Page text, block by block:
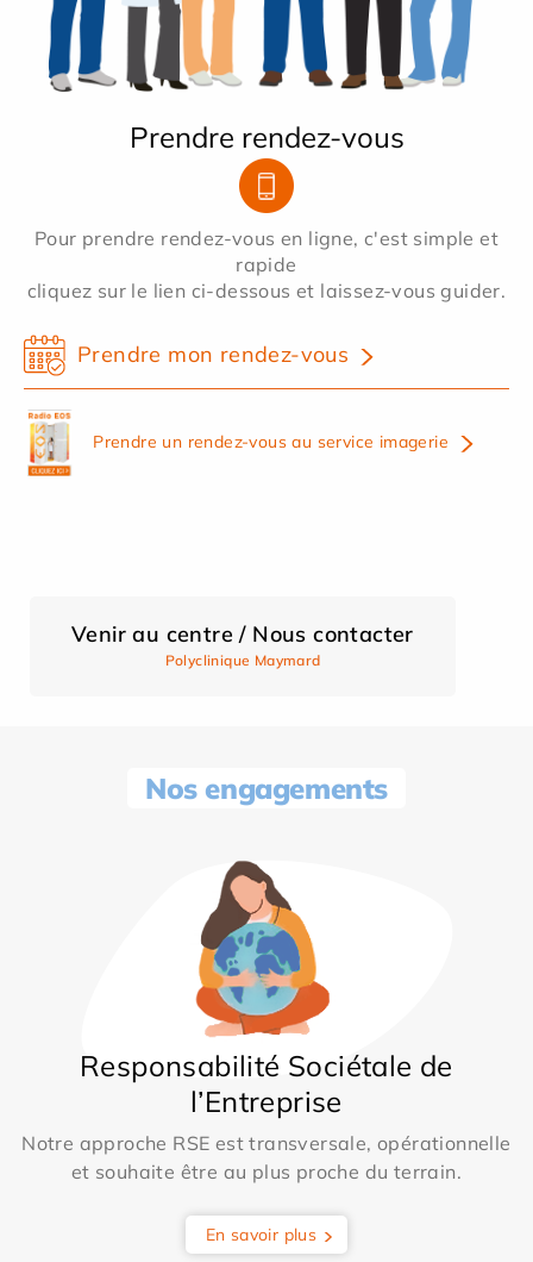
Prendre rendez-vous
Pour prendre rendez-vous en ligne, c'est simple et
rapide
cliquez sur le lien ci-dessous et laissez-vous guider.
Prendre mon rendez-vous
Prendre un rendez-vous au service imagerie
Venir au centre / Nous contacter
Polyclinique Maymard
Nos engagements
Responsabilité Sociétale de
l’Entreprise
Notre approche RSE est transversale, opérationnelle
et souhaite être au plus proche du terrain.
En savoir plus